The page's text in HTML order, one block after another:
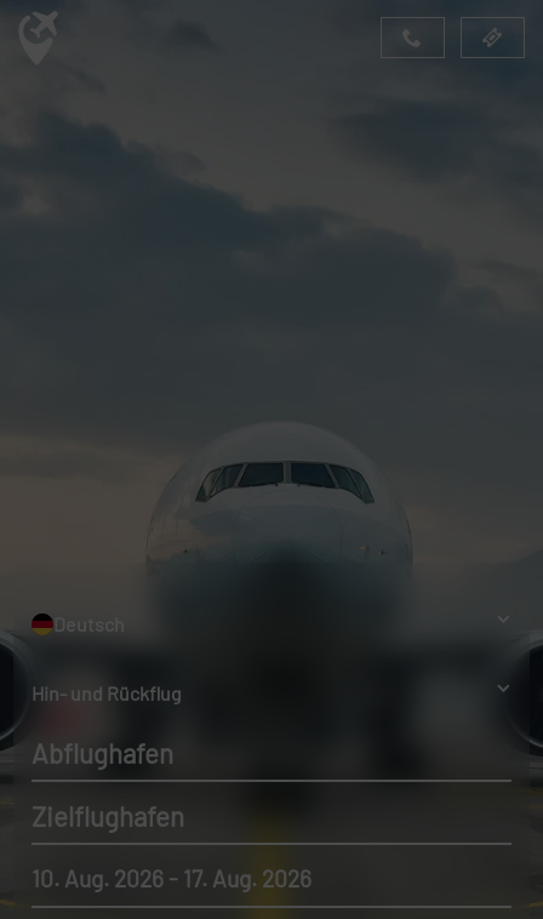
Deutsch
Hin- und Rückflug
Abflughafen
Zielflughafen
10. Aug. 2026 - 17. Aug. 2026